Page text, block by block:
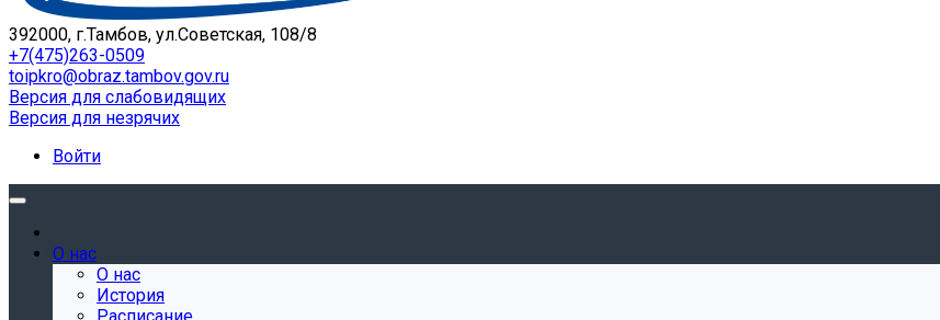
392000, г.Тамбов, ул.Советская, 108/8
+7(475)263-0509
toipkro@obraz.tambov.gov.ru
Версия для слабовидящих
Версия для незрячих
Войти
О нас
О нас
История